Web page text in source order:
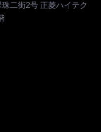
二街2号 正菱ハイテク